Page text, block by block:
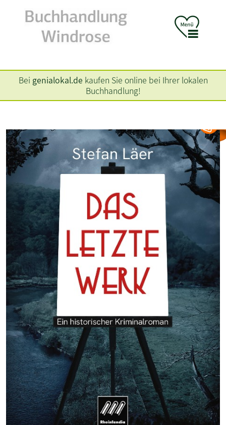
Bei genialokal.de kaufen Sie online bei Ihrer lokalen
Buchhandlung!